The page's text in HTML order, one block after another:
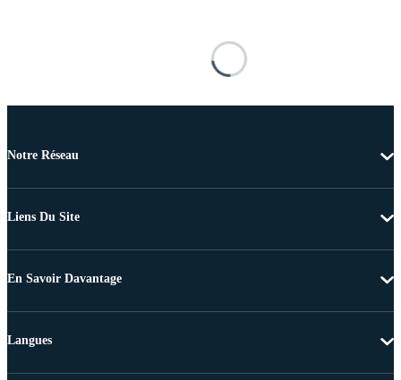
Notre Réseau
Liens Du Site
En Savoir Davantage
Langues